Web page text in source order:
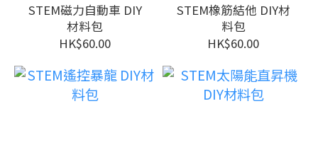
STEM磁力自動車 DIY
材料包
HK$60.00
STEM橡筋結他 DIY材
料包
HK$60.00